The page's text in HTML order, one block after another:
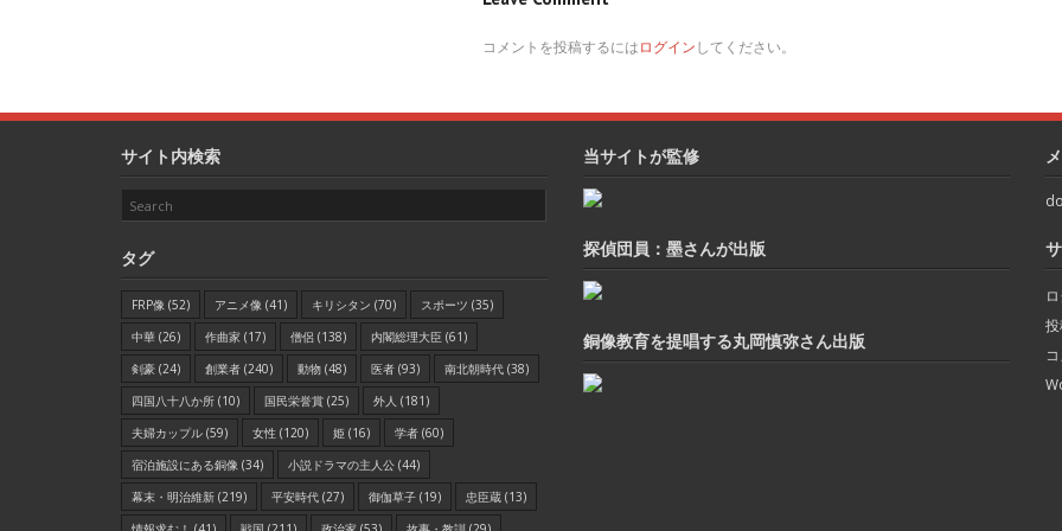
コメントを投稿するにはログインしてください。
サイト内検索
タグ
FRP像 (52) アニメ像 (41) キリシタン (70) スポーツ (35)
中華 (26) 作曲家 (17) 僧侶 (138) 内閣総理大臣 (61)
剣豪 (24) 創業者 (240) 動物 (48) 医者 (93) 南北朝時代 (38)
四国八十八か所 (10) 国民栄誉賞 (25) 外人 (181)
夫婦カップル (59) 女性 (120) 姫 (16) 学者 (60)
宿泊施設にある銅像 (34) 小説ドラマの主人公 (44)
幕末・明治維新 (219) 平安時代 (27) 御伽草子 (19) 忠臣蔵 (13)
当サイトが監修
探偵団員：墨さんが出版
銅像教育を提唱する丸岡慎弥さん出版